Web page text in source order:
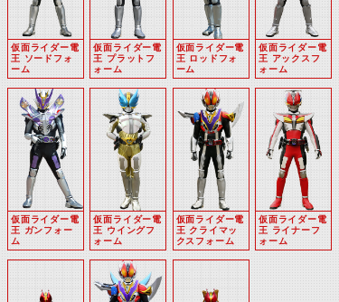
仮面ライダー電
王 ソードフォ
ーム
仮面ライダー電
王 プラットフ
ォーム
仮面ライダー電
王 ロッドフォ
ーム
仮面ライダー電
王 アックスフ
ォーム
仮面ライダー電
王 ガンフォー
ム
仮面ライダー電
王 ウイングフ
ォーム
仮面ライダー電
王 クライマッ
クスフォーム
仮面ライダー電
王 ライナーフ
ォーム